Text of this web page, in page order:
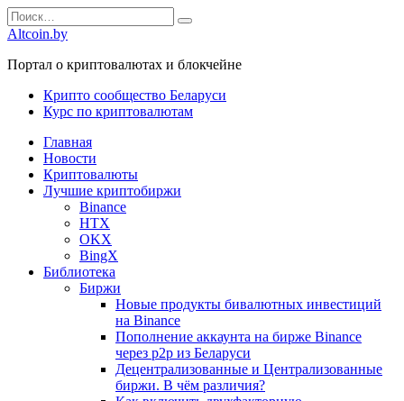
Перейти
к
содержанию
Search
for:
Altcoin.by
Портал о криптовалютах и блокчейне
Крипто сообщество Беларуси
Курс по криптовалютам
Главная
Новости
Криптовалюты
Лучшие криптобиржи
Binance
HTX
OKX
BingX
Библиотека
Биржи
Новые продукты бивалютных инвестиций
на Binance
Пополнение аккаунта на бирже Binance
через р2р из Беларуси
Децентрализованные и Централизованные
биржи. В чём различия?